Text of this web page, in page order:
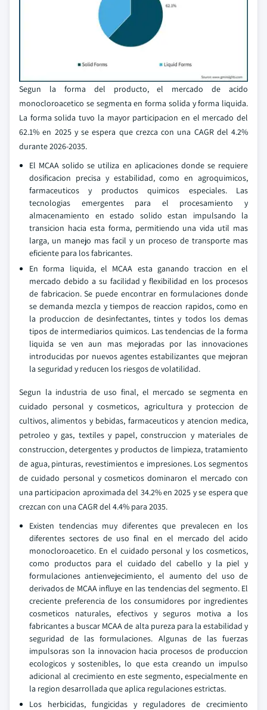
Segun la forma del producto, el mercado de acido
monocloroacetico se segmenta en forma solida y forma liquida.
La forma solida tuvo la mayor participacion en el mercado del
62.1% en 2025 y se espera que crezca con una CAGR del 4.2%
durante 2026-2035.
El MCAA solido se utiliza en aplicaciones donde se requiere
dosificacion precisa y estabilidad, como en agroquimicos,
farmaceuticos y productos quimicos especiales. Las
tecnologias emergentes para el procesamiento y
almacenamiento en estado solido estan impulsando la
transicion hacia esta forma, permitiendo una vida util mas
larga, un manejo mas facil y un proceso de transporte mas
eficiente para los fabricantes.
En forma liquida, el MCAA esta ganando traccion en el
mercado debido a su facilidad y flexibilidad en los procesos
de fabricacion. Se puede encontrar en formulaciones donde
se demanda mezcla y tiempos de reaccion rapidos, como en
la produccion de desinfectantes, tintes y todos los demas
tipos de intermediarios quimicos. Las tendencias de la forma
liquida se ven aun mas mejoradas por las innovaciones
introducidas por nuevos agentes estabilizantes que mejoran
la seguridad y reducen los riesgos de volatilidad.
Segun la industria de uso final, el mercado se segmenta en
cuidado personal y cosmeticos, agricultura y proteccion de
cultivos, alimentos y bebidas, farmaceuticos y atencion medica,
petroleo y gas, textiles y papel, construccion y materiales de
construccion, detergentes y productos de limpieza, tratamiento
de agua, pinturas, revestimientos e impresiones. Los segmentos
de cuidado personal y cosmeticos dominaron el mercado con
una participacion aproximada del 34.2% en 2025 y se espera que
crezcan con una CAGR del 4.4% para 2035.
Existen tendencias muy diferentes que prevalecen en los
diferentes sectores de uso final en el mercado del acido
monocloroacetico. En el cuidado personal y los cosmeticos,
como productos para el cuidado del cabello y la piel y
formulaciones antienvejecimiento, el aumento del uso de
derivados de MCAA influye en las tendencias del segmento. El
creciente preferencia de los consumidores por ingredientes
cosmeticos naturales, efectivos y seguros motiva a los
fabricantes a buscar MCAA de alta pureza para la estabilidad y
seguridad de las formulaciones. Algunas de las fuerzas
impulsoras son la innovacion hacia procesos de produccion
ecologicos y sostenibles, lo que esta creando un impulso
adicional al crecimiento en este segmento, especialmente en
la region desarrollada que aplica regulaciones estrictas.
Los herbicidas, fungicidas y reguladores de crecimiento